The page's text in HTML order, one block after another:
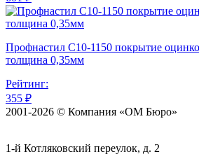
Профнастил С10-1150 покрытие
толщина 0,35мм
Рейтинг:
355 ₽
2001-2026 © Компания «ОМ Бюро»
1-й Котляковский переулок, д. 2